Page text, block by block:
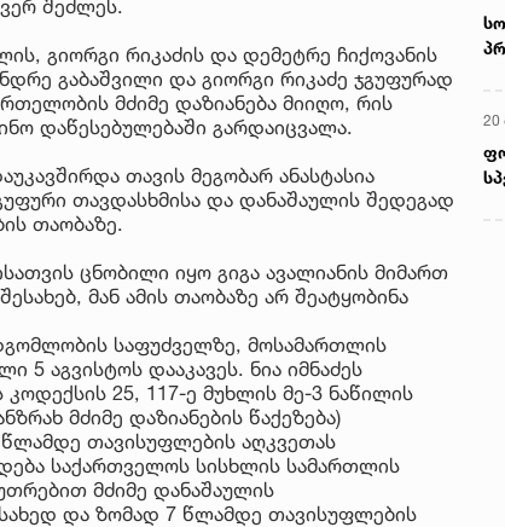
შეძლეს.
გიორგი რიკაძის და დემეტრე ჩიქოვანის
გაბაშვილი და გიორგი რიკაძე ჯგუფურად
მძიმე დაზიანება მიიღო, რის
დაწესებულებაში გარდაიცვალა.
თავის მეგობარ ანასტასია
თავდასხმისა და დანაშაულის შედეგად
თაობაზე.
ცნობილი იყო გიგა ავალიანის მიმართ
მან ამის თაობაზე არ შეატყობინა
საფუძველზე, მოსამართლის
5 აგვისტოს დააკავეს. ნია იმნაძეს
25, 117-ე მუხლის მე-3 ნაწილის
მძიმე დაზიანების წაქეზება)
თავისუფლების აღკვეთას
საქართველოს სისხლის სამართლის
მძიმე დანაშაულის
და ზომად 7 წლამდე თავისუფლების